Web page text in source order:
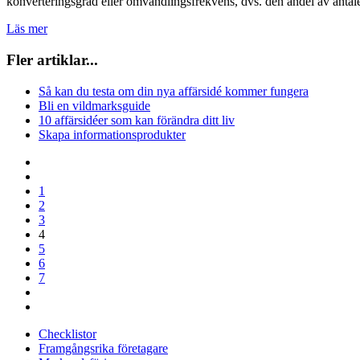
Läs mer
Fler artiklar...
Så kan du testa om din nya affärsidé kommer fungera
Bli en vildmarksguide
10 affärsidéer som kan förändra ditt liv
Skapa informationsprodukter
1
2
3
4
5
6
7
Checklistor
Framgångsrika företagare